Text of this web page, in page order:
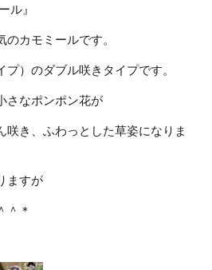
ル』
カモミールです。
）のダブル咲きタイプです。
さなポンポン花が
咲き、ふわっとした草姿になりま
ますが
＾＊